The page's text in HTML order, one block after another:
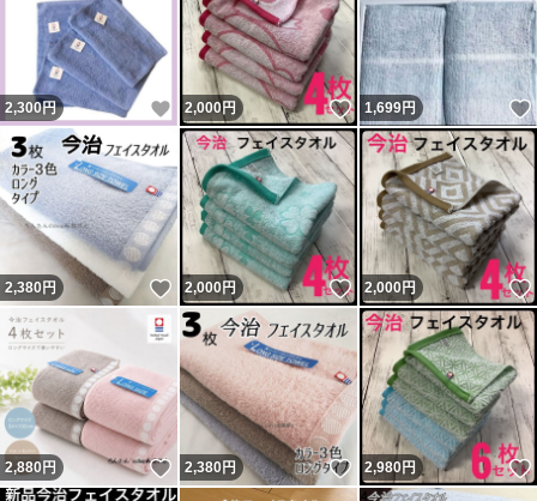
2,300円 いいね！
2,000円 いいね！
1,699円
2,380円 いいね！
2,000円 いいね！
2,000円
2,880 円 いいね！
2,380円 いいね！
2,980円